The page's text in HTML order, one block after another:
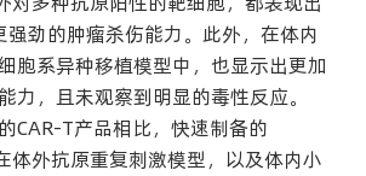
强劲的肿瘤杀伤能力。此外，在体内
胞系异种移植模型中，也显示出更加
力，且未观察到明显的毒性反应。
CAR-T产品相比，快速制备的
体外抗原重复刺激模型，以及体内小